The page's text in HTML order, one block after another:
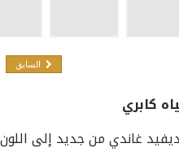
السابق
كابري
غاندي من جديد إلى